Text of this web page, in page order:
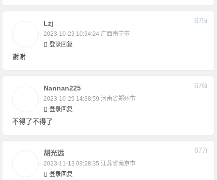
Lzj
2023-10-23 10:34:24 广西南宁市
675F
登录回复
谢谢
Nannan225
2023-10-29 14:38:59 河南省郑州市
676F
登录回复
不得了不得了
胡光远
2023-11-13 09:28:35 江苏省南京市
677F
登录回复